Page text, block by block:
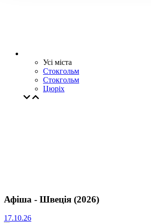
Усі міста
Стокгольм
Стокгольм
Цюрiх
Афіша - Швеція (2026)
17.10.26